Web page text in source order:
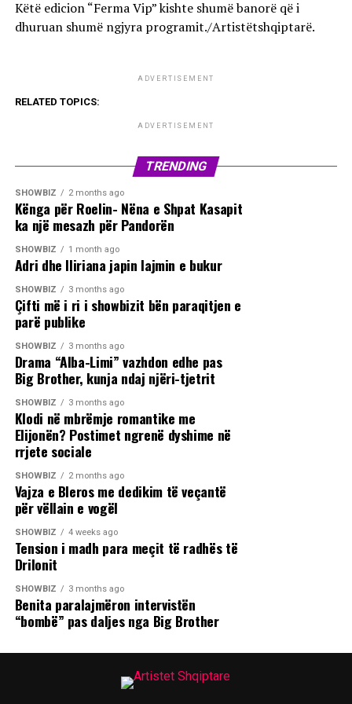
Këtë edicion “Ferma Vip” kishte shumë banorë që i
dhuruan shumë ngjyra programit./Artistëtshqiptarë.
ADVERTISEMENT
RELATED TOPICS:
ADVERTISEMENT
TRENDING
SHOWBIZ 2 months ago
Kënga për Roelin- Nëna e Shpat Kasapit
ka një mesazh për Pandorën
SHOWBIZ 1 month ago
Adri dhe Iliriana japin lajmin e bukur
SHOWBIZ 3 months ago
Çifti më i ri i showbizit bën paraqitjen e
parë publike
SHOWBIZ 3 months ago
Drama “Alba-Limi” vazhdon edhe pas
Big Brother, kunja ndaj njëri-tjetrit
SHOWBIZ 3 months ago
Klodi në mbrëmje romantike me
Elijonën? Postimet ngrenë dyshime në
rrjete sociale
SHOWBIZ 2 months ago
Vajza e Bleros me dedikim të veçantë
për vëllain e vogël
SHOWBIZ 4 weeks ago
Tension i madh para meçit të radhës të
Drilonit
SHOWBIZ 3 months ago
Benita paralajmëron intervistën
“bombë” pas daljes nga Big Brother